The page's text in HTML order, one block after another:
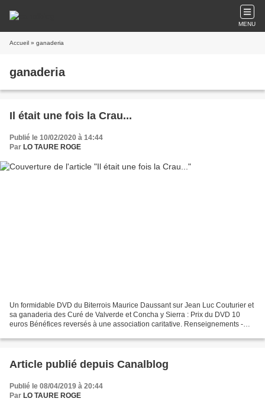
MENU
Accueil » ganaderia
ganaderia
Il était une fois la Crau...
Publié le 10/02/2020 à 14:44
Par LO TAURE ROGE
Un formidable DVD du Biterrois Maurice Daussant sur Jean Luc Couturier et
sa ganaderia des Curé de Valverde et Concha y Sierra : Prix du DVD 10
euros Bénéfices reversés à une association caritative. Renseignements -
Article publié depuis Canalblog
Publié le 08/04/2019 à 20:44
Par LO TAURE ROGE